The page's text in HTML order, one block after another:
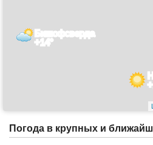
Бишофсверда
+14°
Погода в крупных и